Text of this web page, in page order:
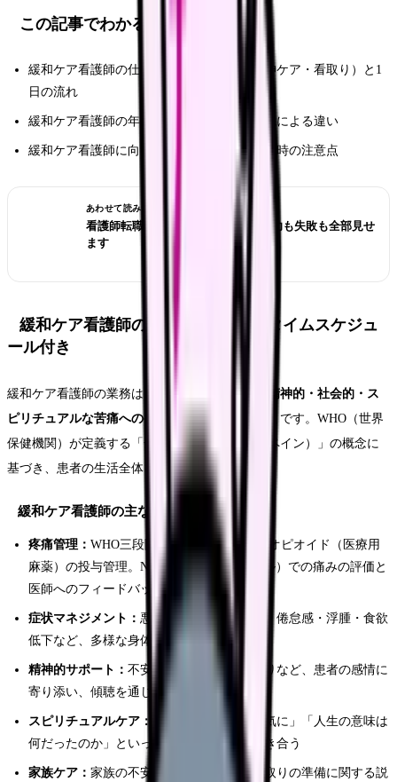
この記事でわかること
緩和ケア看護師の仕事内容（疼痛管理・精神ケア・看取り）と1
日の流れ
緩和ケア看護師の年収・給料の内訳と勤務先による違い
緩和ケア看護師に向いている人の特徴と転職時の注意点
あわせて読みたい
看護師転職のリアル体験談12選｜成功も失敗も全部見せ
ます
緩和ケア看護師の仕事内容｜1日のタイムスケジュ
ール付き
緩和ケア看護師の業務は、
身体的苦痛の緩和、精神的・社会的・ス
ピリチュアルな苦痛へのケア
を包括的に行うことです。WHO（世界
保健機関）が定義する「全人的苦痛（トータルペイン）」の概念に
基づき、患者の生活全体を支えます。
緩和ケア看護師の主な業務
疼痛管理： WHO三段階除痛ラダーに基づくオピオイド（医療用
麻薬）の投与管理。NRS（数値評価スケール）での痛みの評価と
医師へのフィードバック
症状マネジメント： 悪心・嘔吐・呼吸困難・倦怠感・浮腫・食欲
低下など、多様な身体症状への対応
精神的サポート： 不安・抑うつ・恐怖・怒りなど、患者の感情に
寄り添い、傾聴を通じて心の安定を支える
スピリチュアルケア：
「なぜ自分がこの病気に」「人生の意味は
何だったのか」といった実存的な苦悩に向き合う
家族ケア： 家族の不安・悲嘆への対応、看取りの準備に関する説